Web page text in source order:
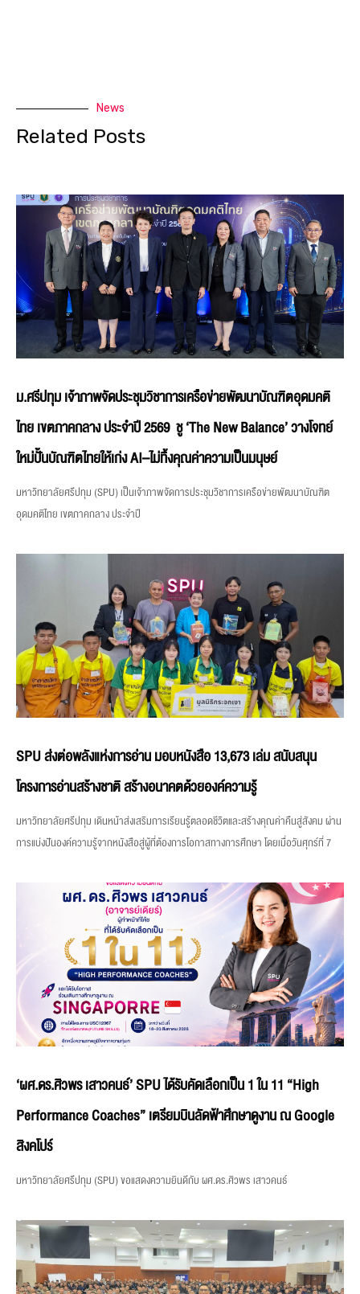
News
Related Posts
ม.ศรีปทุม เจ้าภาพจัดประชุมวิชาการเครือข่ายพัฒนาบัณฑิตอุดมคติ
ไทย เขตภาคกลาง ประจำปี 2569 ชู ‘The New Balance’ วางโจทย์
ใหม่ปั้นบัณฑิตไทยให้เก่ง AI–ไม่ทิ้งคุณค่าความเป็นมนุษย์
มหาวิทยาลัยศรีปทุม (SPU) เป็นเจ้าภาพจัดการประชุมวิชาการเครือข่ายพัฒนาบัณฑิต
อุดมคติไทย เขตภาคกลาง ประจำปี
SPU ส่งต่อพลังแห่งการอ่าน มอบหนังสือ 13,673 เล่ม สนับสนุน
โครงการอ่านสร้างชาติ สร้างอนาคตด้วยองค์ความรู้
มหาวิทยาลัยศรีปทุม เดินหน้าส่งเสริมการเรียนรู้ตลอดชีวิตและสร้างคุณค่าคืนสู่สังคม ผ่าน
การแบ่งปันองค์ความรู้จากหนังสือสู่ผู้ที่ต้องการโอกาสทางการศึกษา โดยเมื่อวันศุกร์ที่ 7
‘ผศ.ดร.ศิวพร เสาวคนธ์’ SPU ได้รับคัดเลือกเป็น 1 ใน 11 “High
Performance Coaches” เตรียมบินลัดฟ้าศึกษาดูงาน ณ Google
สิงคโปร์
มหาวิทยาลัยศรีปทุม (SPU) ขอแสดงความยินดีกับ ผศ.ดร.ศิวพร เสาวคนธ์